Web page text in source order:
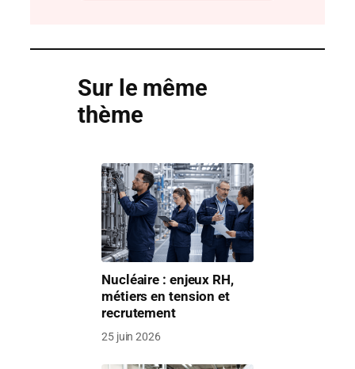
Sur le même
thème
Nucléaire : enjeux RH,
métiers en tension et
recrutement
25 juin 2026